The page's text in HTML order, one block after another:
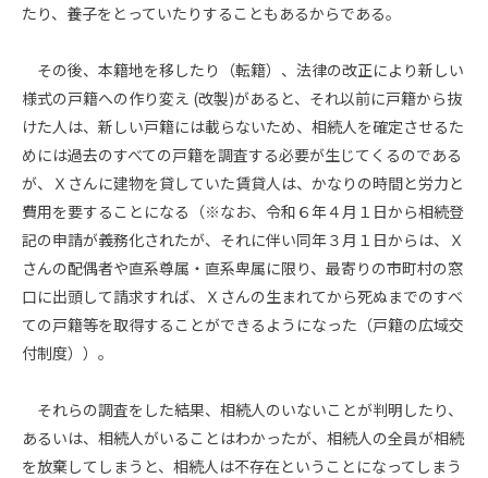
たり、養子をとっていたりすることもあるからである。
その後、本籍地を移したり（転籍）、法律の改正により新しい
様式の戸籍への作り変え (改製)があると、それ以前に戸籍から抜
けた人は、新しい戸籍には載らないため、相続人を確定させるた
めには過去のすべての戸籍を調査する必要が生じてくるのである
が、Ｘさんに建物を貸していた賃貸人は、かなりの時間と労力と
費用を要することになる（※なお、令和６年４月１日から相続登
記の申請が義務化されたが、それに伴い同年３月１日からは、Ｘ
さんの配偶者や直系尊属・直系卑属に限り、最寄りの市町村の窓
口に出頭して請求すれば、Ｘさんの生まれてから死ぬまでのすべ
ての戸籍等を取得することができるようになった（戸籍の広域交
付制度））。
それらの調査をした結果、相続人のいないことが判明したり、
あるいは、相続人がいることはわかったが、相続人の全員が相続
を放棄してしまうと、相続人は不存在ということになってしまう